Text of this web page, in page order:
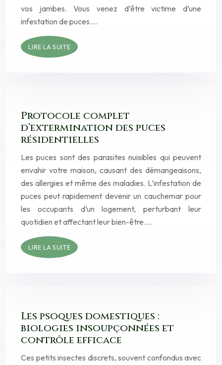
vos jambes. Vous venez d’être victime d’une
infestation de puces….
LIRE LA SUITE
Protocole complet
d’extermination des puces
résidentielles
Les puces sont des parasites nuisibles qui peuvent
envahir votre maison, causant des démangeaisons,
des allergies et même des maladies. L’infestation de
puces peut rapidement devenir un cauchemar pour
les occupants d’un logement, perturbant leur
quotidien et affectant leur bien-être….
LIRE LA SUITE
Les psoques domestiques :
biologies insoupçonnées et
contrôle efficace
Ces petits insectes discrets, souvent confondus avec